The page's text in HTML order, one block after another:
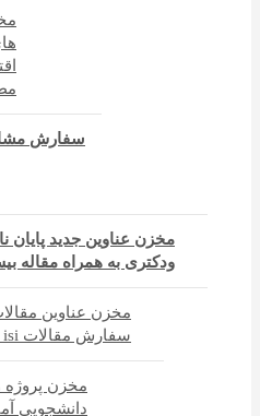
سفارش
مخزن عناوین جدید
ودکتری به همراه مقاله
مخزن عناوین
سفارش مقالات isi و گرفتن اکسپت
مخزن پروژه
دانشجویی